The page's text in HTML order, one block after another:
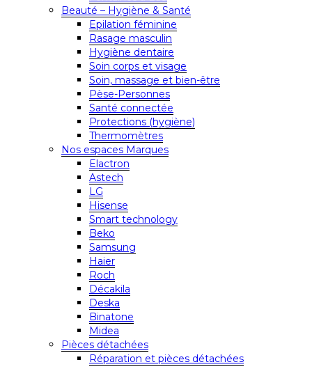
Beauté – Hygiène & Santé
Epilation féminine
Rasage masculin
Hygiène dentaire
Soin corps et visage
Soin, massage et bien-être
Pèse-Personnes
Santé connectée
Protections (hygiène)
Thermomètres
Nos espaces Marques
Elactron
Astech
LG
Hisense
Smart technology
Beko
Samsung
Haier
Roch
Décakila
Deska
Binatone
Midea
Pièces détachées
Réparation et pièces détachées